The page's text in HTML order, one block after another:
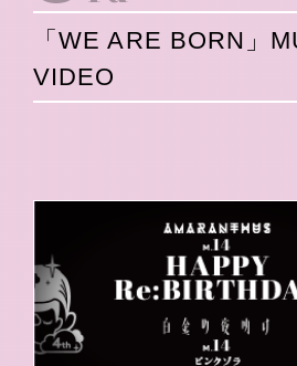
「WE ARE BORN」
VIDEO